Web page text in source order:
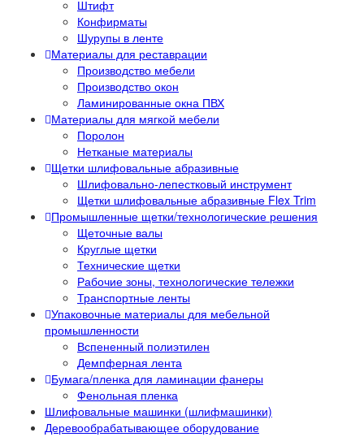
Штифт
Конфирматы
Шурупы в ленте
Материалы для реставрации
Производство мебели
Производство окон
Ламинированные окна ПВХ
Материалы для мягкой мебели
Поролон
Нетканые материалы
Щетки шлифовальные абразивные
Шлифовально-лепестковый инструмент
Щетки шлифовальные абразивные Flex Trim
Промышленные щетки/технологические решения
Щеточные валы
Круглые щетки
Технические щетки
Рабочие зоны, технологические тележки
Транспортные ленты
Упаковочные материалы для мебельной
промышленности
Вспененный полиэтилен
Демпферная лента
Бумага/пленка для ламинации фанеры
Фенольная пленка
Шлифовальные машинки (шлифмашинки)
Деревообрабатывающее оборудование